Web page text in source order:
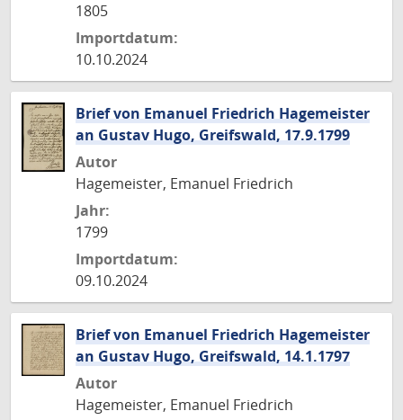
1805
Importdatum:
10.10.2024
Brief von Emanuel Friedrich Hagemeister
an Gustav Hugo, Greifswald, 17.9.1799
Autor
Hagemeister, Emanuel Friedrich
Jahr:
1799
Importdatum:
09.10.2024
Brief von Emanuel Friedrich Hagemeister
an Gustav Hugo, Greifswald, 14.1.1797
Autor
Hagemeister, Emanuel Friedrich